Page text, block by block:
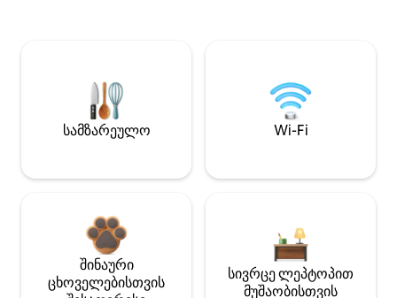
სამზარეულო Wi-Fi
შინაური
ცხოველებისთვის
სივრცე ლეპტოპით
მუშაობისთვის